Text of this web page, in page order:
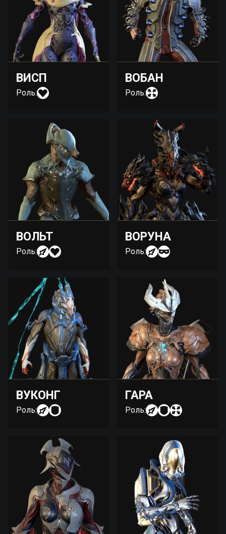
ВИСП
Роль:
ВОБАН
Роль:
ВОЛЬТ
Роль:
ВОРУНА
Роль:
ВУКОНГ
Роль:
ГАРА
Роль: